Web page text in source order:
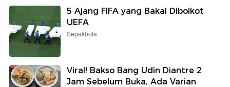
5 Ajang FIFA yang Bakal Diboikot
UEFA
Sepakbola
Viral! Bakso Bang Udin Diantre 2
Jam Sebelum Buka, Ada Varian